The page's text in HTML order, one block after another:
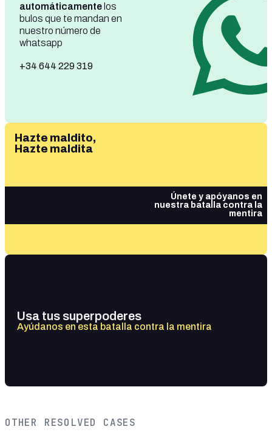
automáticamente los
bulos que te mandan en
nuestro número de
whatsapp
+34 644 229 319
Hazte maldito,
Hazte maldita
Únete y apóyanos en
nuestra batalla contra la
mentira
Usa tus superpoderes
Ayúdanos en esta batalla contra la mentira
OTHER RESOLVED CASES